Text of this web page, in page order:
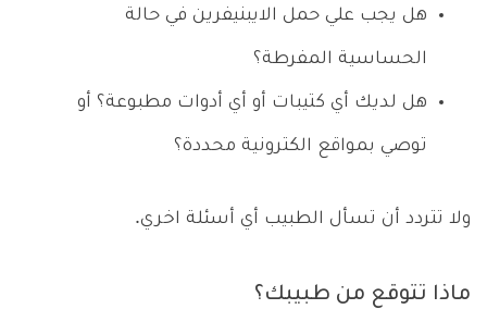
هل يجب علي حمل الايبنيفرين في حالة
الحساسية المفرطة؟
هل لديك أي كتيبات أو أي أدوات مطبوعة؟ أو
توصي بمواقع الكترونية محددة؟
ولا تتردد أن تسأل الطبيب أي أسئلة اخري.
ماذا تتوقع من طبيبك؟